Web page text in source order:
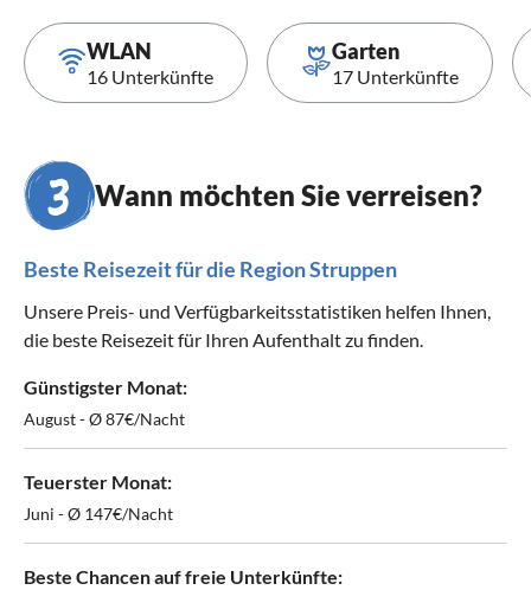
WLAN
16 Unterkünfte
Garten
17 Unterkünfte
Wann möchten Sie verreisen?
Beste Reisezeit für die Region Struppen
Unsere Preis- und Verfügbarkeitsstatistiken helfen Ihnen,
die beste Reisezeit für Ihren Aufenthalt zu finden.
Günstigster Monat:
August - Ø 87€/Nacht
Teuerster Monat:
Juni - Ø 147€/Nacht
Beste Chancen auf freie Unterkünfte: